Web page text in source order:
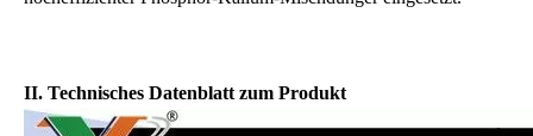
II. Technisches Datenblatt zum Produkt